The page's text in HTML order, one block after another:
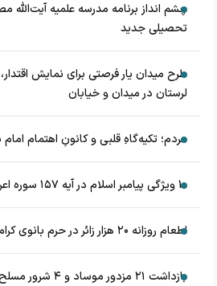
چشم‌ انداز برنامه مدرسه علمیه
تحصیلی جدید
طرح میدان یار فرصتی برای نمایش
لرستان در میدان و خیابان
مردم؛ تکیه‌گاهِ قلبی و کانونِ اهتمام
۱۰ ویژگی پیامبر اسلام در آیه ۱۵۷ سوره اعراف
اطعام روزانه ۲۰ هزار زائر در حرم بانوی کرامت تا پایان ماه صفر
بازداشت ۲۱ مزدور موساد و ۴ شرور مسلح توسط وزارت اطلاعات